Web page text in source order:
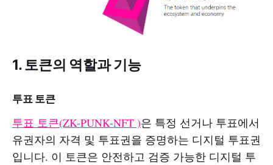
1. 토큰의 역할과 기능
투표 토큰
투표 토큰(ZK-PUNK-NFT )은 특정 선거나 투표에서
유권자의 자격 및 투표권을 증명하는 디지털 투표권
입니다. 이 토큰은 안전하고 검증 가능한 디지털 투